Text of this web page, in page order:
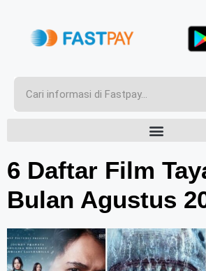
6 Daftar Film
Bulan Agustus